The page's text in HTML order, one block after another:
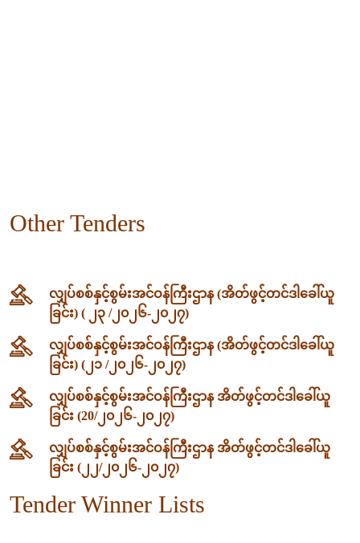
Other Tenders
လျှပ်စစ်နှင့်စွမ်းအင်ဝန်ကြီးဌာန (အိတ်ဖွင့်တင်ဒါခေါ်ယူ
ခြင်း) ( ၂၃ /၂၀၂၆-၂၀၂၇)
လျှပ်စစ်နှင့်စွမ်းအင်ဝန်ကြီးဌာန (အိတ်ဖွင့်တင်ဒါခေါ်ယူ
ခြင်း) (၂၁ /၂၀၂၆-၂၀၂၇)
လျှပ်စစ်နှင့်စွမ်းအင်ဝန်ကြီးဌာန အိတ်ဖွင့်တင်ဒါခေါ်ယူ
ခြင်း (20/၂၀၂၆-၂၀၂၇)
လျှပ်စစ်နှင့်စွမ်းအင်ဝန်ကြီးဌာန အိတ်ဖွင့်တင်ဒါခေါ်ယူ
ခြင်း (၂၂/၂၀၂၆-၂၀၂၇)
Tender Winner Lists